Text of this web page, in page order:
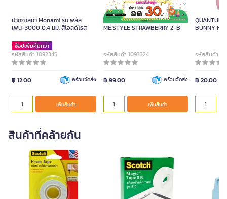
ปากกาสีน้ำ Monami รุ่น พลัส
เพน-3000 0.4 มม. สีโอลด์โรส
ช้อปเพิ่มคุ้มกว่า
รหัสสินค้า 1092345
฿ 12.00 พร้อมจัดส่ง
เพิ่มสินค้า
กระเป๋าดินสอ 20x10 ซม.
ME.STYLE STRAWBERRY 2-B
รหัสสินค้า 1093324
฿ 99.00 พร้อมจัดส่ง
เพิ่มสินค้า
QUANTUM
BUNNY หมึ
รหัสสินค้า
฿ 20.00
สินค้าที่คล้ายกัน